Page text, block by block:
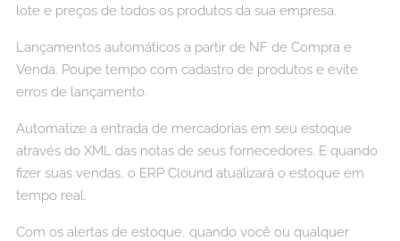
lote e preços de todos os produtos da sua empresa.
Lançamentos automáticos a partir de NF de Compra e
Venda. Poupe tempo com cadastro de produtos e evite
erros de lançamento.
Automatize a entrada de mercadorias em seu estoque
através do XML das notas de seus fornecedores. E quando
fizer suas vendas, o ERP Clound atualizará o estoque em
tempo real.
Com os alertas de estoque, quando você ou qualquer